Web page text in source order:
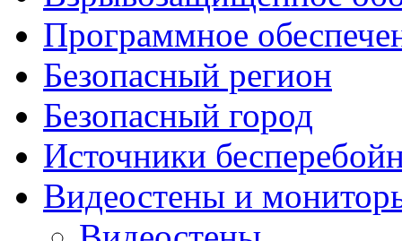
Программное
Безопасный регион
Безопасный город
Источники
Видеостены и